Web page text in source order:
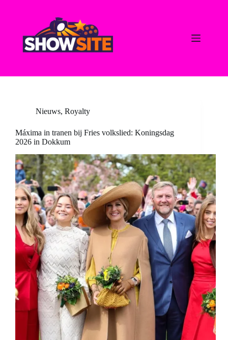
Nieuws, Royalty
Máxima in tranen bij Fries volkslied: Koningsdag
2026 in Dokkum